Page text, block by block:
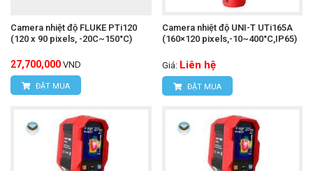
Camera nhiệt độ FLUKE PTi120
(120 x 90 pixels, -20C~150°C)
27,700,000 VND
ĐẶT MUA
Camera nhiệt độ UNI-T UTi165A
(160×120 pixels,-10~400°C,IP65)
Giá: Liên hệ
ĐẶT MUA